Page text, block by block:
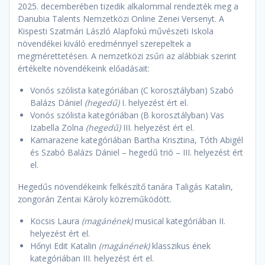
2025. decemberében tizedik alkalommal rendezték meg a
Danubia Talents Nemzetközi Online Zenei Versenyt. A
Kispesti Szatmári László Alapfokú művészeti Iskola
növendékei kiváló eredménnyel szerepeltek a
megmérettetésen. A nemzetközi zsűri az alábbiak szerint
értékelte növendékeink előadásait:
Vonós szólista kategóriában (C korosztályban) Szabó
Balázs Dániel (hegedű)I. helyezést ért el.
Vonós szólista kategóriában (B korosztályban) Vas
Izabella Zolna (hegedű)III. helyezést ért el.
Kamarazene kategóriában Bartha Krisztina, Tóth Abigél
és Szabó Balázs Dániel – hegedű trió – III. helyezést ért
el.
Hegedűs növendékeink felkészítő tanára Taligás Katalin,
zongorán Zentai Károly közreműködött.
Kocsis Laura (magánének)musical kategóriában II.
helyezést ért el.
Hőnyi Edit Katalin (magánének)klasszikus ének
kategóriában III. helyezést ért el.